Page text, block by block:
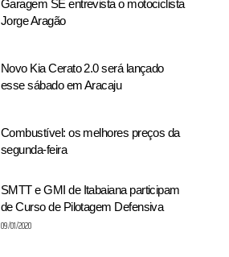
Garagem SE entrevista o motociclista
Jorge Aragão
Novo Kia Cerato 2.0 será lançado
esse sábado em Aracaju
Combustível: os melhores preços da
segunda-feira
SMTT e GMI de Itabaiana participam
de Curso de Pilotagem Defensiva
09/01/2020